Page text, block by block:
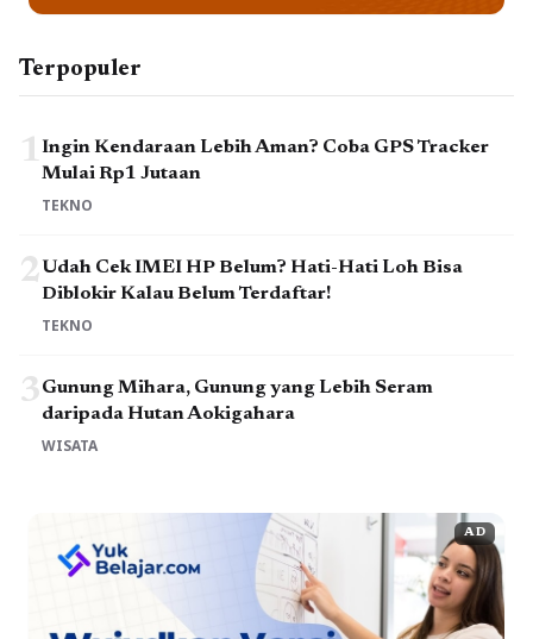
Terpopuler
1Ingin Kendaraan Lebih Aman? Coba GPS Tracker
Mulai Rp1 Jutaan
TEKNO
2Udah Cek IMEI HP Belum? Hati-Hati Loh Bisa
Diblokir Kalau Belum Terdaftar!
TEKNO
3Gunung Mihara, Gunung yang Lebih Seram
daripada Hutan Aokigahara
WISATA
AD